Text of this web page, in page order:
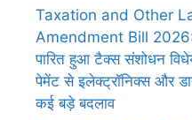
Taxation and Other
Amendment Bill
पारित हुआ टैक्स संशोधन
पेमेंट से इलेक्ट्रॉनिक्स और
कई बड़े बदलाव